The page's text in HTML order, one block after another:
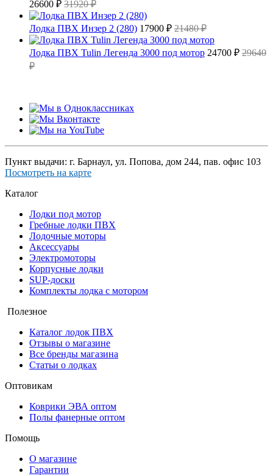
26600 ₽ 31920 ₽
Лодка ПВХ Инзер 2 (280) 17900 ₽ 21480 ₽
Лодка ПВХ Tulin Легенда 3000 под мотор 24700 ₽ 29640
₽
Пункт выдачи: г. Барнаул, ул. Попова, дом 244, пав. офис 103
Посмотреть на карте
Каталог
Лодки под мотор
Гребные лодки ПВХ
Лодочные моторы
Аксессуары
Электромоторы
Корпусные лодки
SUP-доски
Комплекты лодка с мотором
Полезное
Каталог лодок ПВХ
Отзывы о магазине
Все бренды магазина
Статьи о лодках
Оптовикам
Коврики ЭВА оптом
Полы фанерные оптом
Помощь
О магазине
Гарантии